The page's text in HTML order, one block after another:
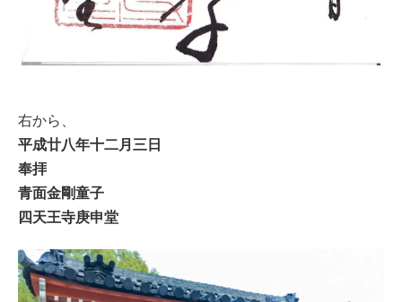
右から、
平成廿八年十二月三日
奉拝
青面金剛童子
四天王寺庚申堂